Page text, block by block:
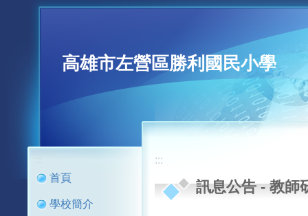
高雄市左營區勝利國民小學
:::
首頁
學校簡介
:::
訊息公告-教師